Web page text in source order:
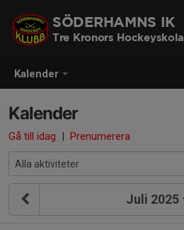
Kalender
SÖDERHAMNS IK
Tre Kronors Hockeyskola
Kalender
Gå till idag | Prenumerera
Juli 2025